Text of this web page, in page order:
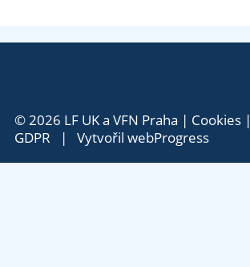
© 2026 LF UK a VFN Praha | Cookies|
GDPR | Vytvořil webProgress